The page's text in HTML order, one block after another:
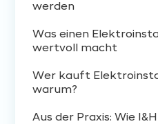
werden
Was einen
wertvoll macht
Wer kauft
warum?
Aus der Praxis: Wie